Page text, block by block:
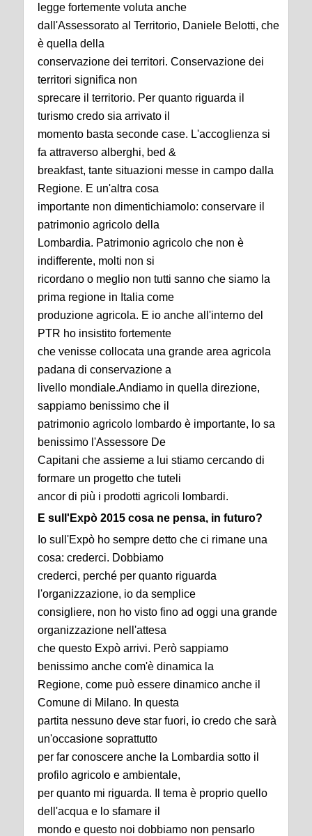
legge fortemente voluta anche
dall'Assessorato al Territorio, Daniele Belotti, che
è quella della
conservazione dei territori. Conservazione dei
territori significa non
sprecare il territorio. Per quanto riguarda il
turismo credo sia arrivato il
momento basta seconde case. L'accoglienza si
fa attraverso alberghi, bed &
breakfast, tante situazioni messe in campo dalla
Regione. E un'altra cosa
importante non dimentichiamolo: conservare il
patrimonio agricolo della
Lombardia. Patrimonio agricolo che non è
indifferente, molti non si
ricordano o meglio non tutti sanno che siamo la
prima regione in Italia come
produzione agricola. E io anche all'interno del
PTR ho insistito fortemente
che venisse collocata una grande area agricola
padana di conservazione a
livello mondiale.Andiamo in quella direzione,
sappiamo benissimo che il
patrimonio agricolo lombardo è importante, lo sa
benissimo l'Assessore De
Capitani che assieme a lui stiamo cercando di
formare un progetto che tuteli
ancor di più i prodotti agricoli lombardi.
E sull'Expò 2015 cosa ne pensa, in futuro?
Io sull'Expò ho sempre detto che ci rimane una
cosa: crederci. Dobbiamo
crederci, perché per quanto riguarda
l'organizzazione, io da semplice
consigliere, non ho visto fino ad oggi una grande
organizzazione nell'attesa
che questo Expò arrivi. Però sappiamo
benissimo anche com'è dinamica la
Regione, come può essere dinamico anche il
Comune di Milano. In questa
partita nessuno deve star fuori, io credo che sarà
un'occasione soprattutto
per far conoscere anche la Lombardia sotto il
profilo agricolo e ambientale,
per quanto mi riguarda. Il tema è proprio quello
dell'acqua e lo sfamare il
mondo e questo noi dobbiamo non pensarlo